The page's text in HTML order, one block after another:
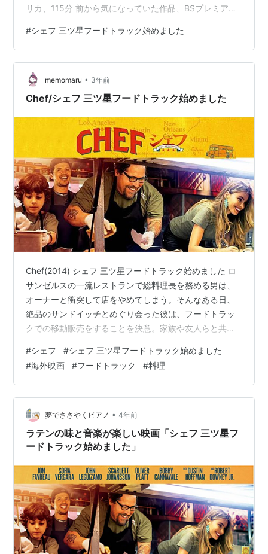
リカ、115分 前から気になっていた作品、BSプレミアム
なことは何もなく、大きな事件があったりするわけでは
ないのですが、とても心温まる作品！！冒頭から料理を
するシーンのテンポが最高によき！軽快な音楽とともに
みごとに刻まれていく野菜たち・・気持ちいい・・そし
てそのリズムと同じぐらいハイテンションなシェフ、声
#シェフ 三ツ星フードトラック始めました
memomaru • 3年前
Chef/シェフ 三ツ星フードトラック始めました
Chef(2014) シェフ 三ツ星フードトラック始めました ロ
サンゼルスの一流レストランで総料理長を務める男は、
オーナーと衝突して店をやめてしまう。そんなある日、
絶品のサンドイッチとめぐり会った彼は、フードトラッ
クでの移動販売をすることを決意。家族や友人らと共に
いる時やご飯前の時間になると、美味しそうな料理が出
てくる映画やYouTube動画を見たくなるのですが、皆さ
んもそんな経験ありませんか？美味しそうな料理って見
ているだけでも人を幸せにしてくれる気がします。The
Final Table(2018)などの料理対決番組なんかの…
#シェフ #シェフ 三ツ星フードトラック始めました
#海外映画 #フードトラック #料理
夢でささやくピアノ • 4年前
ラテンの味と音楽が楽しい映画「シェフ 三ツ星フ
ードトラック始めました」